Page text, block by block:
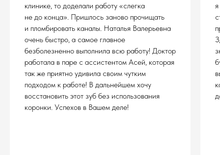
клинике, то доделали работу «слегка
не до конца». Пришлось заново прочищать
и пломбировать каналы. Наталья Валерьевна
очень быстро, а самое главное
безболезненно выполнила всю работу! Доктор
работала в паре с ассистентом Асей, которая
так же приятно удивила своим чутким
подходом к работе! В дальнейшем хочу
восстановить этот зуб без использования
коронки. Успехов в Вашем деле!